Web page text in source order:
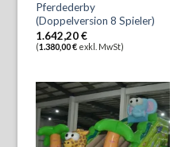
Pferdederby
(Doppelversion 8 Spieler)
1.642,20€
(1.380,00€ exkl. MwSt)